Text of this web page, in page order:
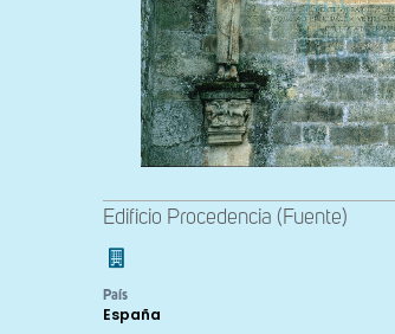
Edificio Procedencia (Fuente)
País
España